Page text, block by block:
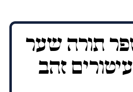
תורה שער
זהב